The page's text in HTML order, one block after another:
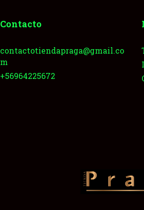
Contacto
contactotiendapraga@gmail.co
m
+56964225672